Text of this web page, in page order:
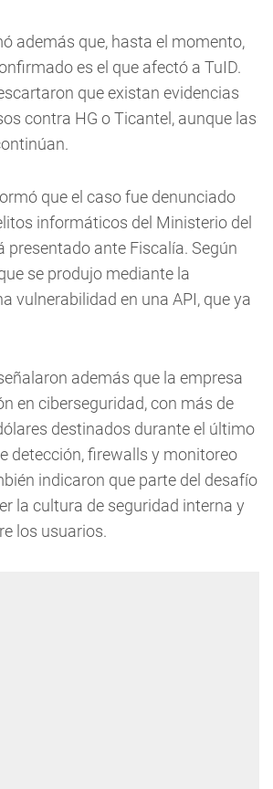
además que, hasta el momento,
es el que afectó a TuID.
que existan evidencias
contra HG o Ticantel, aunque las
que el caso fue denunciado
informáticos del Ministerio del
presentado ante Fiscalía. Según
se produjo mediante la
vulnerabilidad en una API, que ya
además que la empresa
en ciberseguridad, con más de
destinados durante el último
detección, firewalls y monitoreo
indicaron que parte del desafío
la cultura de seguridad interna y
los usuarios.